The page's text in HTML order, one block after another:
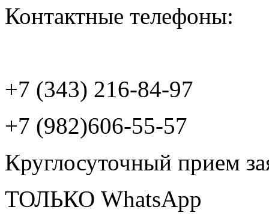
Контактные телефоны:
+7 (343) 216-84-97
+7 (982)606-55-57
Круглосуточный прием
ТОЛЬКО WhatsApp